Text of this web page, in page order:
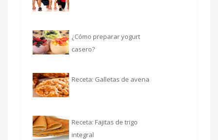
¿Cómo preparar yogurt
casero?
Receta: Galletas de avena
Receta: Fajitas de trigo
integral